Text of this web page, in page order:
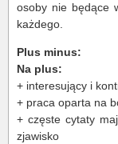
osoby nie będące
każdego.
Plus minus:
Na plus:
+ interesujący i
+ praca oparta na
+ częste cytaty
zjawisko